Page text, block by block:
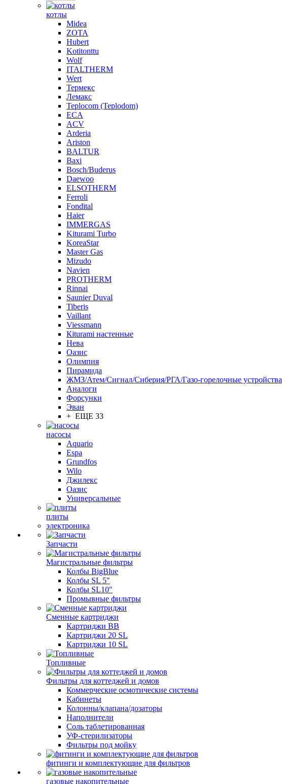
котлы
Midea
ZOTA
Hubert
Kotitonttu
Wolf
ITALTHERM
Wert
Термекс
Лемакс
Teplocom (Teplodom)
ECA
ACV
Arderia
Ariston
BALTUR
Baxi
Bosch/Buderus
Daewoo
ELSOTHERM
Ferroli
Fondital
Haier
IMMERGAS
Kiturami Turbo
KoreaStar
Master Gas
Mizudo
Navien
PROTHERM
Rinnai
Saunier Duval
Tiberis
Vaillant
Viessmann
Кiturami настенные
Нева
Оазис
Олимпия
Пирамида
ЖМЗ/Атем/Сигнал/Сиберия/РГА/Газо-горелочные устройства
Aналоги
Форсунки
Эван
+ ЕЩЕ 33
насосы
Aquario
Espa
Grundfos
Wilo
Джилекс
Оазис
Универсальные
плиты
электроника
Запчасти
Магистральные фильтры
Колбы BigBlue
Колбы SL 5"
Колбы SL10"
Промывные фильтры
Сменные картриджи
Картриджи BB
Картриджи 20 SL
Картриджи 10 SL
Топливные
Фильтры для коттеджей и домов
Коммерческие осмотические системы
Кабинеты
Колонны/клапана/дозаторы
Наполнители
Соль таблетированная
УФ-стерилизаторы
Фильтры под мойку
фитинги и комплектующие для фильтров
газовые накопительные